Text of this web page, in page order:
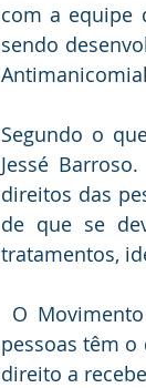
com a equipe
sendo
Segundo o
Jessé
direitos das
de que se
tratamentos,
pessoas têm
direito a